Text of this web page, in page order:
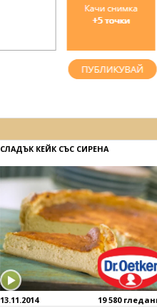
СЛАДЪК КЕЙК СЪС СИРЕНА
13.11.2014 19 580